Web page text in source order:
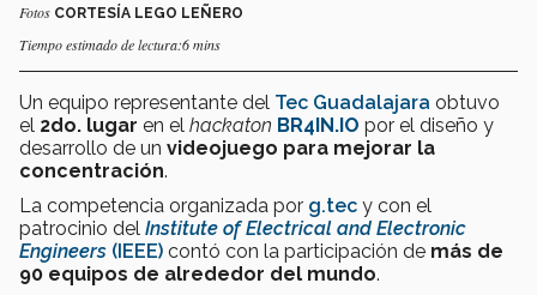
Fotos CORTESÍA LEGO LEÑERO
Tiempo estimado de lectura:6 mins
Un equipo representante del Tec Guadalajara obtuvo
el 2do. lugar en el hackaton BR4IN.IO por el diseño y
desarrollo de un videojuego para mejorar la
concentración.
La competencia organizada por g.tec y con el
patrocinio del Institute of Electrical and Electronic
Engineers (IEEE) contó con la participación de más de
90 equipos de alrededor del mundo.